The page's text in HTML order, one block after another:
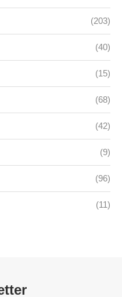
(203)
(40)
(15)
(68)
(42)
(9)
(96)
(11)